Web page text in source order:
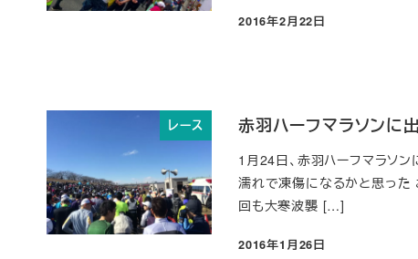
投稿日
2016年2月22日
レース 赤羽ハーフマラソンに
1月24日、赤羽ハーフマラソン
濡れで凍傷になるかと思った
回も大寒波襲 […]
投稿日
2016年1月26日